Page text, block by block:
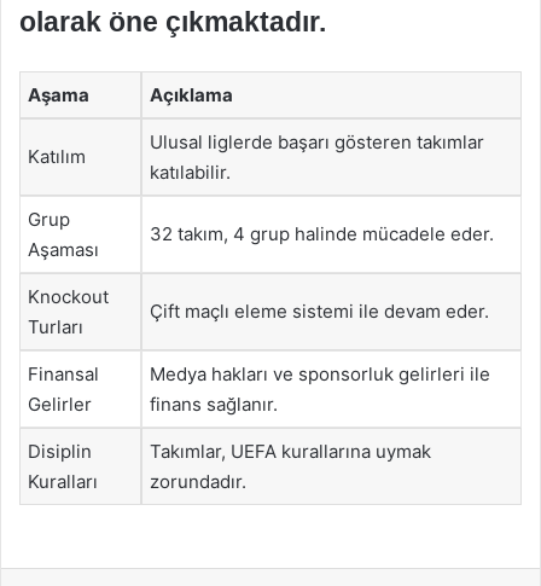
olarak öne çıkmaktadır.
Aşama Açıklama
Katılım
Ulusal liglerde başarı gösteren takımlar
katılabilir.
Grup
Aşaması
32 takım, 4 grup halinde mücadele eder.
Knockout
Turları
Çift maçlı eleme sistemi ile devam eder.
Finansal
Gelirler
Medya hakları ve sponsorluk gelirleri ile
finans sağlanır.
Disiplin
Kuralları
Takımlar, UEFA kurallarına uymak
zorundadır.